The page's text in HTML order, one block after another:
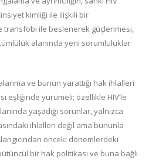
kimliği ile ilişkili bir
transfobi ile beslenerek güçlenmesi,
alanında yeni sorumluluklar
ve bunun yarattığı hak ihlalleri
eşliğinde yürümeli; özellikle HIV’le
yaşadığı sorunlar, yalnızca
ihlalleri değil ama bununla
önceki dönemlerdeki
bir hak politikası ve buna bağlı